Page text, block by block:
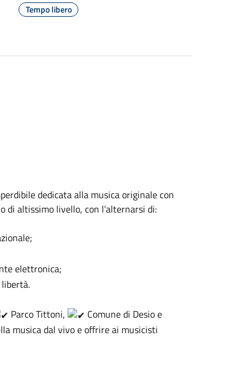
Tempo libero
dedicata alla musica originale con
di altissimo livello, con l’alternarsi di:
elettronica;
Parco Tittoni,
Comune di Desio e
musica dal vivo e offrire ai musicisti